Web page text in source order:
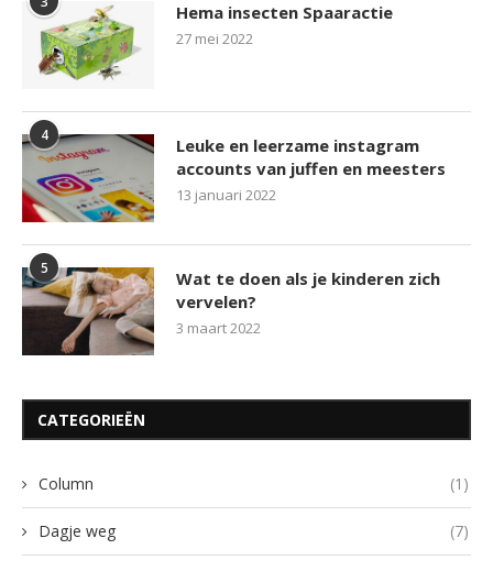
Hema insecten Spaaractie
27 mei 2022
4
Leuke en leerzame instagram
accounts van juffen en meesters
13 januari 2022
5
Wat te doen als je kinderen zich
vervelen?
3 maart 2022
CATEGORIEËN
Column (1)
Dagje weg (7)